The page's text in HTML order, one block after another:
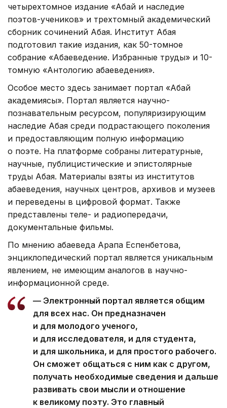
четырехтомное издание «Абай и наследие
поэтов-учеников» и трехтомный академический
сборник сочинений Абая. Институт Абая
подготовил такие издания, как 50-томное
собрание «Абаеведение. Избранные труды» и 10-
томную «Антологию абаеведения».
Особое место здесь занимает портал «Абай
академиясы». Портал является научно-
познавательным ресурсом, популяризирующим
наследие Абая среди подрастающего поколения
и предоставляющим полную информацию
о поэте. На платформе собраны литературные,
научные, публицистические и эпистолярные
труды Абая. Материалы взяты из институтов
абаеведения, научных центров, архивов и музеев
и переведены в цифровой формат. Также
представлены теле- и радиопередачи,
документальные фильмы.
По мнению абаеведа Арапа Еспенбетова,
энциклопедический портал является уникальным
явлением, не имеющим аналогов в научно-
информационной среде.
— Электронный портал является общим
для всех нас. Он предназначен
и для молодого ученого,
и для исследователя, и для студента,
и для школьника, и для простого рабочего.
Он сможет общаться с ним как с другом,
получать необходимые сведения и дальше
развивать свои мысли и отношение
к великому поэту. Это главный